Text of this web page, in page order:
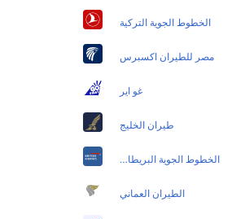
الخطوط الجوية التركية
مصر للطيران اكسبرس
غو اير
طيران الخليج
الخطوط الجوية البريطانية
الطيران العماني